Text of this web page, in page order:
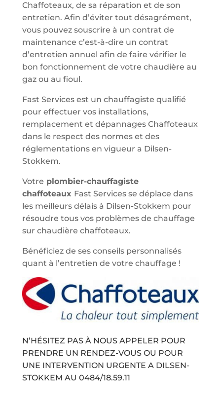
Chaffoteaux, de sa réparation et de son
entretien. Afin d’éviter tout désagrément,
vous pouvez souscrire à un contrat de
maintenance c’est-à-dire un contrat
d’entretien annuel afin de faire vérifier le
bon fonctionnement de votre chaudière au
gaz ou au fioul.
Fast Services est un chauffagiste qualifié
pour effectuer vos installations,
remplacement et dépannages Chaffoteaux
dans le respect des normes et des
réglementations en vigueur a Dilsen-
Stokkem.
Votre plombier-chauffagiste
chaffoteaux Fast Services se déplace dans
les meilleurs délais à Dilsen-Stokkem pour
résoudre tous vos problèmes de chauffage
sur chaudière chaffoteaux.
Bénéficiez de ses conseils personnalisés
quant à l’entretien de votre chauffage !
N’HÉSITEZ PAS À NOUS APPELER POUR
PRENDRE UN RENDEZ-VOUS OU POUR
UNE INTERVENTION URGENTE A DILSEN-
STOKKEM AU 0484/18.59.11